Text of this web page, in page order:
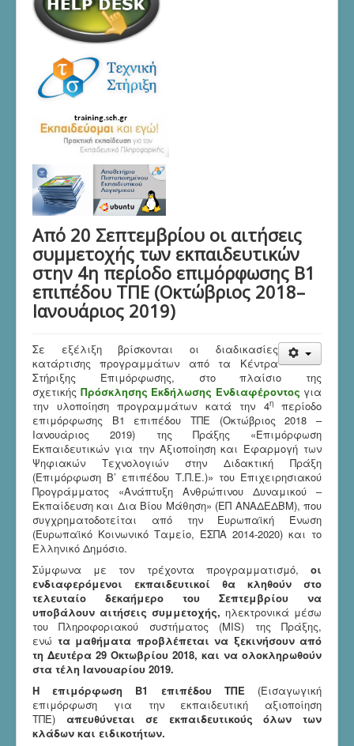
Από 20 Σεπτεμβρίου οι αιτήσεις
συμμετοχής των εκπαιδευτικών
στην 4η περίοδο επιμόρφωσης Β1
επιπέδου ΤΠΕ (Οκτώβριος 2018–
Ιανουάριος 2019)
Σε εξέλιξη βρίσκονται οι διαδικασίες
κατάρτισης προγραμμάτων από τα Κέντρα
Στήριξης Επιμόρφωσης, στο πλαίσιο της
σχετικής Πρόσκλησης Εκδήλωσης Ενδιαφέροντος για
την υλοποίηση προγραμμάτων κατά την 4ηπερίοδο
επιμόρφωσης Β1 επιπέδου ΤΠΕ (Οκτώβριος 2018 –
Ιανουάριος 2019) της Πράξης «Επιμόρφωση
Εκπαιδευτικών για την Αξιοποίηση και Εφαρμογή των
Ψηφιακών Τεχνολογιών στην Διδακτική Πράξη
(Επιμόρφωση Β’ επιπέδου Τ.Π.Ε.)» του Επιχειρησιακού
Προγράμματος «Ανάπτυξη Ανθρώπινου Δυναμικού –
Εκπαίδευση και Δια Βίου Μάθηση» (ΕΠ ΑΝΑΔΕΔΒΜ), που
συγχρηματοδοτείται από την Ευρωπαϊκή Ένωση
(Ευρωπαϊκό Κοινωνικό Ταμείο, ΕΣΠΑ 2014-2020) και το
Ελληνικό Δημόσιο.
Σύμφωνα με τον τρέχοντα προγραμματισμό, οι
ενδιαφερόμενοι εκπαιδευτικοί θα κληθούν στο
τελευταίο δεκαήμερο του Σεπτεμβρίου να
υποβάλουν αιτήσεις συμμετοχής, ηλεκτρονικά μέσω
του Πληροφοριακού συστήματος (MIS) της Πράξης,
ενώ τα μαθήματα προβλέπεται να ξεκινήσουν από
τη Δευτέρα 29 Οκτωβρίου 2018, και να ολοκληρωθούν
στα τέλη Ιανουαρίου 2019.
Η επιμόρφωση Β1 επιπέδου ΤΠΕ (Εισαγωγική
επιμόρφωση για την εκπαιδευτική αξιοποίηση
ΤΠΕ) απευθύνεται σε εκπαιδευτικούς όλων των
κλάδων και ειδικοτήτων.